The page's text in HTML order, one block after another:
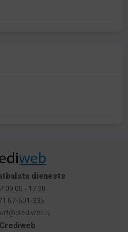
Crediweb
dienests
09:00 - 17:30
67-501-335